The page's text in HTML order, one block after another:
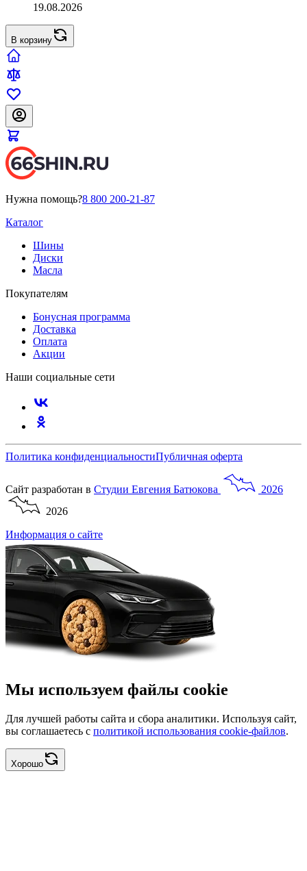
19.08.2026
В корзину
Нужна помощь?8 800 200-21-87
Каталог
Шины
Диски
Масла
Покупателям
Бонусная программа
Доставка
Оплата
Акции
Наши социальные сети
Политика конфиденциальностиПубличная оферта
Сайт разработан в Студии Евгения Батюкова
2026
2026
Информация о сайте
Мы используем файлы cookie
Для лучшей работы сайта и сбора аналитики. Используя сайт,
вы соглашаетесь с политикой использования cookie-файлов.
Хорошо